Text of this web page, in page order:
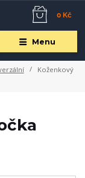
Menu
0 Kč
Koženkový